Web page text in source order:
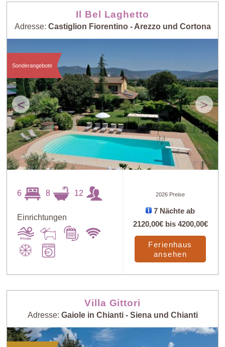
Il Bel Laghetto
Adresse: Castiglion Fiorentino - Arezzo und Cortona
< >
Sonderangebote
6 8 12
Einrichtungen
2026 Preise
7 Nächte ab
2120,00€bis 4200,00€
Ferienhaus
ansehen
Villa Gittori
Adresse: Gaiole in Chianti - Siena und Chianti